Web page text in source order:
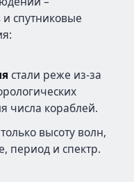
спутниковые
стали реже из-за
числа кораблей.
высоту волн,
период и спектр.